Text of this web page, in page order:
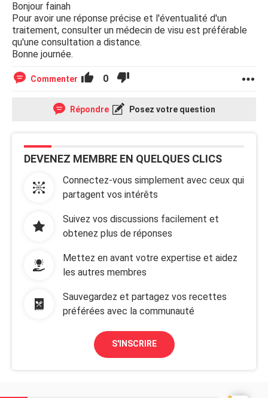
Bonjour fainah
Pour avoir une réponse précise et l'éventualité d'un
traitement, consulter un médecin de visu est préférable
qu'une consultation a distance.
Bonne journée.
Commenter 0
Répondre Posez votre question
DEVENEZ MEMBRE EN QUELQUES CLICS
Connectez-vous simplement avec ceux qui
partagent vos intérêts
Suivez vos discussions facilement et
obtenez plus de réponses
Mettez en avant votre expertise et aidez
les autres membres
Sauvegardez et partagez vos recettes
préférées avec la communauté
S'INSCRIRE